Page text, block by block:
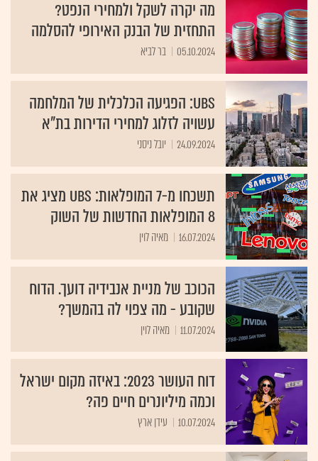
מה יקרה לשקל ולמחירי הנפט?
התחזית של הבנק האירופי להסלמה
05.10.2024 בר לביא
UBS: הפגיעה הכלכלית של המלחמה
עשויה לזלוג למחירי הדירות בת"א
24.09.2024 יובל ניסני
תשכחו מ-7 המופלאות: UBS מציג את
8 המופלאות החדשות של השוק
16.07.2024 מאיה לוין
הכוכב של מניית אנבידיה דועך. הדוח
שקובע - מה צפוי לה בהמשך?
11.07.2024 מאיה לוין
דוח העושר 2023: באיזה מקום ישראל
וכמה מיליונרים חיים פה?
10.07.2024 עידן ארץ